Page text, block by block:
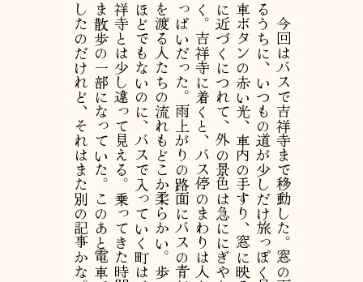
今
回
は
バ
ス
で
吉
祥
寺
ま
で
移
動
し
た
。
窓
の
雨
粒
を
眺
め
て
い
る
う
ち
に
、
い
つ
も
の
道
が
少
し
だ
け
旅
っ
ぽ
く
見
え
て
く
る
。
停
車
ボ
タ
ン
の
赤
い
光
、
車
内
の
手
す
り
、
窓
に
映
る
人
の
影
。
駅
前
に
近
づ
く
に
つ
れ
て
、
外
の
景
色
は
急
に
に
ぎ
や
か
に
な
っ
て
い
く
。
吉
祥
寺
に
着
く
と
、
バ
ス
停
の
ま
わ
り
は
人
と
傘
と
看
板
で
い
っ
ぱ
い
だ
っ
た
。
雨
上
が
り
の
路
面
に
バ
ス
の
青
が
映
っ
て
、
信
号
を
渡
る
人
た
ち
の
流
れ
も
ど
こ
か
柔
ら
か
い
。
歩
い
た
距
離
は
そ
れ
ほ
ど
で
も
な
い
の
に
、
バ
ス
で
入
っ
て
い
く
町
は
、
電
車
で
来
る
吉
祥
寺
と
は
少
し
違
っ
て
見
え
る
。
乗
っ
て
き
た
時
間
ご
と
、
そ
の
ま
ま
散
歩
の
一
部
に
な
っ
て
い
た
。
こ
の
あ
と
電
車
で
中
野
ま
で
移
動
し
た
の
だ
け
れ
ど
、
そ
れ
は
ま
た
別
の
記
事
か
な
。